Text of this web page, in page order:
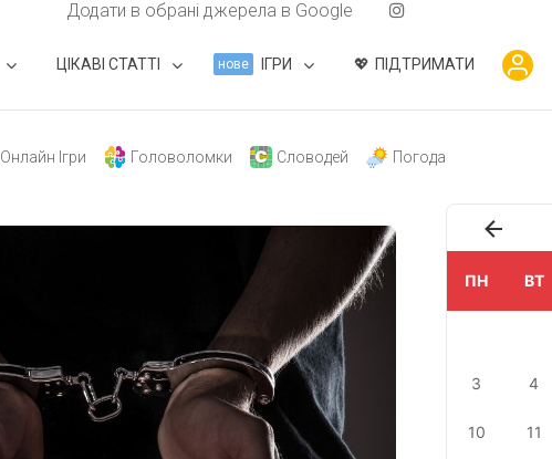
Додати в обрані джерела в Google
ЦІКАВІ СТАТТІ нове ІГРИ ПІДТРИМАТИ
Онлайн Ігри Головоломки Словодей Погода
ПН ВТ
3 4
10 11